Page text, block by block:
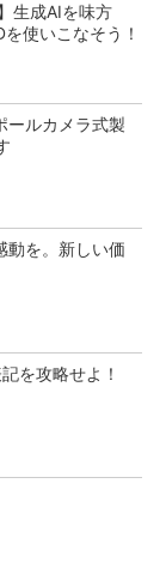
生成AIを味方
使いこなそう！
ールカメラ式製
動を。新しい価
を攻略せよ！